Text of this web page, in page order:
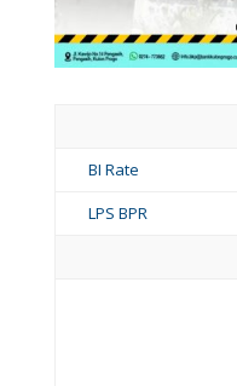
BI Rate
LPS BPR